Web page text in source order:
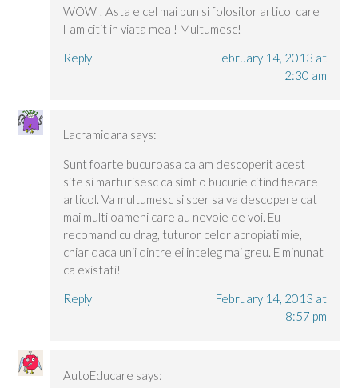
WOW ! Asta e cel mai bun si folositor articol care
l-am citit in viata mea ! Multumesc!
Reply
February 14, 2013 at
2:30 am
Lacramioara says:
Sunt foarte bucuroasa ca am descoperit acest
site si marturisesc ca simt o bucurie citind fiecare
articol. Va multumesc si sper sa va descopere cat
mai multi oameni care au nevoie de voi. Eu
recomand cu drag, tuturor celor apropiati mie,
chiar daca unii dintre ei inteleg mai greu. E minunat
ca existati!
Reply
February 14, 2013 at
8:57 pm
AutoEducare says: